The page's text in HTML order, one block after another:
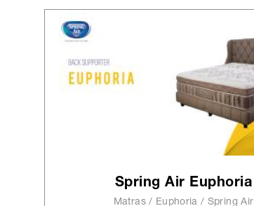
Spring Air Euphoria
Matras / Euphoria / Spring Air